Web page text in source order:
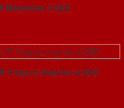
Melamine 1-SGD
2 tay co thuy luc-a-SGD